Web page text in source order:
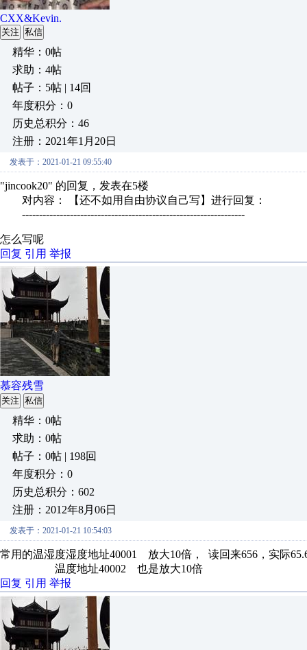
CXX&Kevin.
关注 私信
精华：0帖
求助：4帖
帖子：5帖 | 14回
年度积分：0
历史总积分：46
注册：2021年1月20日
发表于：2021-01-21 09:55:40
"jincook20" 的回复，发表在5楼
对内容： 【还不如用自由协议自己写】进行回复：
-----------------------------------------------------------------
怎么写呢
回复 引用 举报
慕容残雪
关注 私信
精华：0帖
求助：0帖
帖子：0帖 | 198回
年度积分：0
历史总积分：602
注册：2012年8月06日
发表于：2021-01-21 10:54:03
常用的温湿度湿度地址40001 放大10倍， 读回来656，实际
温度地址40002 也是放大10倍
回复 引用 举报